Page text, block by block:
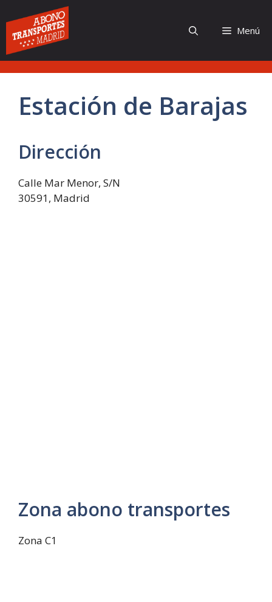
al
contenido
Menú
Estación de Barajas
Dirección
Calle Mar Menor, S/N
30591, Madrid
Zona abono transportes
Zona C1